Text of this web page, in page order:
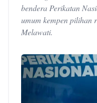
bendera Perikatan
umum kempen
Melawati.